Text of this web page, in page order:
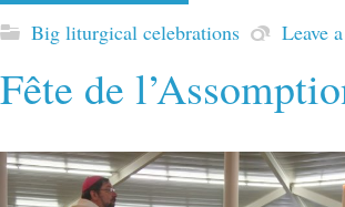
Big liturgical celebrations
Leave
Fête de